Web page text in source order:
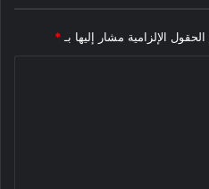
الحقول الإلزامية مشار إليها بـ *